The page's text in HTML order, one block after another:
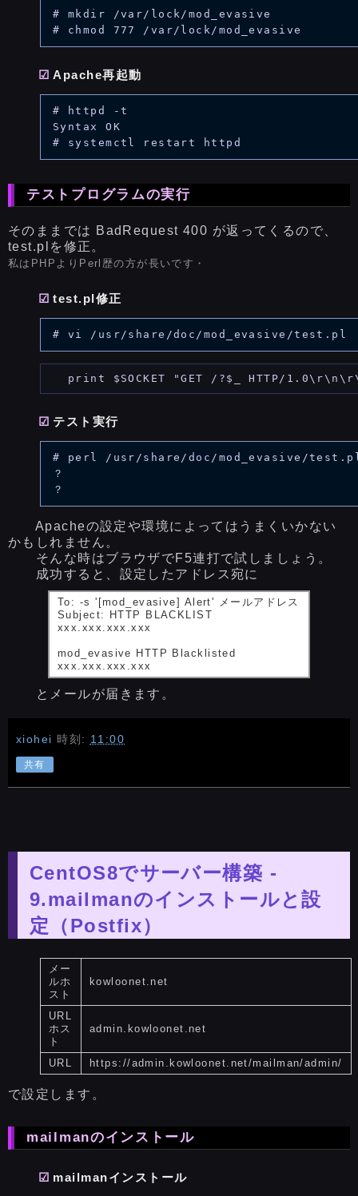
# mkdir /var/lock/mod_evasive
Apache再起動
# httpd -t
Syntax OK
テストプログラムの実行
そのままでは BadRequest 400 が返ってくるので、
test.plを修正。
私はPHPよりPerl歴の方が長いです・
test.pl修正
テスト実行
# perl /usr/share/doc/mod_evasive/
？
Apacheの設定や環境によってはうまくいかない
かもしれません。
そんな時はブラウザでF5連打で試しましょう。
成功すると、設定したアドレス宛に
To: -s '[mod_evasive] Alert' メールアドレス
Subject: HTTP BLACKLIST
xxx.xxx.xxx.xxx
mod_evasive HTTP Blacklisted
xxx.xxx.xxx.xxx
とメールが届きます。
xiohei 時刻: 11:00
共有
CentOS8でサーバー構築 -
9.mailmanのインストールと設
定（Postfix）
メー
ルホ
スト
kowloonet.net
URL
ホス
ト
admin.kowloonet.net
URL https://admin.kowloonet.net/mailman/admin/
で設定します。
mailmanのインストール
mailmanインストール